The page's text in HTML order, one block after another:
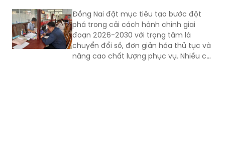
Đồng Nai đặt mục tiêu tạo bước đột
phá trong cải cách hành chính giai
đoạn 2026-2030 với trọng tâm là
chuyển đổi số, đơn giản hóa thủ tục và
nâng cao chất lượng phục vụ. Nhiều chỉ